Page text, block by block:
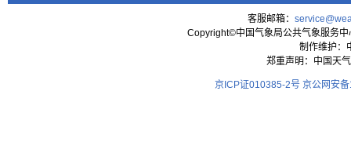
客服邮箱：
Copyright©中国气象局公共气象服务
制作维护：
郑重声明：中国天
京ICP证010385-2号 京公网安